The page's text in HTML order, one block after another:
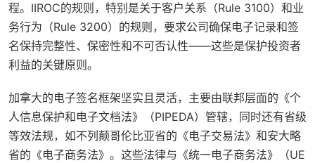
程。IIROC的规则，特别是关于客户关系（Rule 3100）和业
务行为（Rule 3200）的规则，要求公司确保电子记录和签
名保持完整性、保密性和不可否认性——这些是保护投资者
利益的关键原则。
加拿大的电子签名框架坚实且灵活，主要由联邦层面的《个
人信息保护和电子文档法》（PIPEDA）管辖，同时还有省级
等效法规，如不列颠哥伦比亚省的《电子交易法》和安大略
省的《电子商务法》。这些法律与《统一电子商务法》（UE